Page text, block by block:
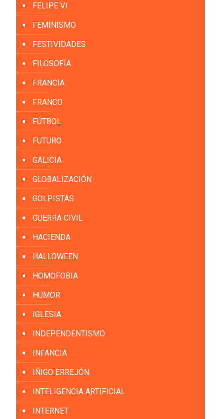
FELIPE VI
FEMINISMO
FESTIVIDADES
FILOSOFÍA
FRANCIA
FRANCO
FÚTBOL
FUTURO
GALICIA
GLOBALIZACIÓN
GOLPISTAS
GUERRA CIVIL
HACIENDA
HALLOWEEN
HOMOFOBIA
HUMOR
IGLESIA
INDEPENDENTISMO
INFANCIA
IÑIGO ERREJÓN
INTELIGENCIA ARTIFICIAL
INTERNET